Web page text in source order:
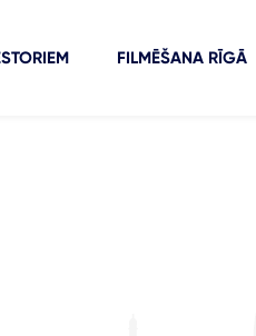
FILMĒŠANA RĪGĀ